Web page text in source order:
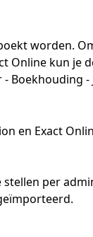
worden.
Online kun je
Boekhouding -
en Exact
per